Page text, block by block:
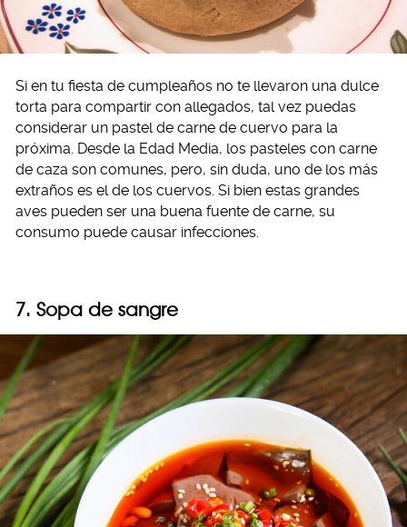
Si en tu fiesta de cumpleaños no te llevaron una dulce
torta para compartir con allegados, tal vez puedas
considerar un pastel de carne de cuervo para la
próxima. Desde la Edad Media, los pasteles con carne
de caza son comunes, pero, sin duda, uno de los más
extraños es el de los cuervos. Si bien estas grandes
aves pueden ser una buena fuente de carne, su
consumo puede causar infecciones.
7. Sopa de sangre